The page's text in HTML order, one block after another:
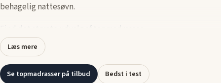
behagelig nattesøvn.
Topmadrasser, også kaldet madrasto, fås i forskellige
materialer som memory foam, latex og skum, der tilbyder
unikke fordele som trykaflastning, åndbarhed og ekstra
Læs mere
Se topmadrasser på tilbud Bedst i test